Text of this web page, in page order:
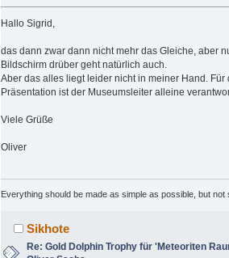
Hallo Sigrid,
das dann zwar dann nicht mehr das Gleiche, aber
Bildschirm drüber geht natürlich auch.
Aber das alles liegt leider nicht in meiner Hand. Für
Präsentation ist der Museumsleiter alleine
Viele Grüße
Oliver
Everything should be made as simple as possible, but not
Sikhote
Re: Gold Dolphin Trophy für 'Meteoriten